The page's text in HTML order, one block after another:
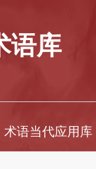
语库
术语当代应用库